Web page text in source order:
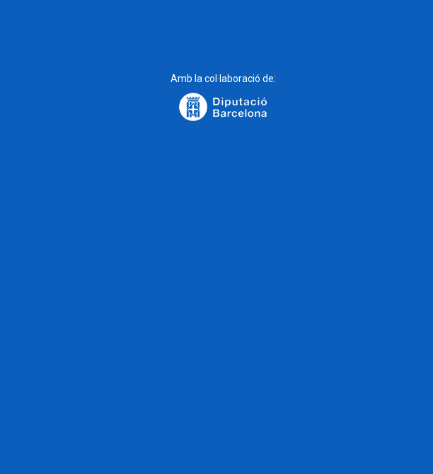
Amb la col·laboració de: